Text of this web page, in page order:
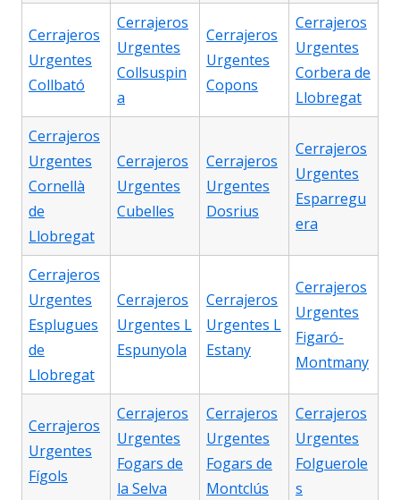
Cerrajeros
Urgentes
Collbató
Cerrajeros
Urgentes
Collsuspin
a
Cerrajeros
Urgentes
Copons
Cerrajeros
Urgentes
Corbera de
Llobregat
Cerrajeros
Urgentes
Cornellà
de
Llobregat
Cerrajeros
Urgentes
Cubelles
Cerrajeros
Urgentes
Dosrius
Cerrajeros
Urgentes
Esparregu
era
Cerrajeros
Urgentes
Esplugues
de
Llobregat
Cerrajeros
Urgentes L
Espunyola
Cerrajeros
Urgentes L
Estany
Cerrajeros
Urgentes
Figaró-
Montmany
Cerrajeros
Urgentes
Fígols
Cerrajeros
Urgentes
Fogars de
la Selva
Cerrajeros
Urgentes
Fogars de
Montclús
Cerrajeros
Urgentes
Folguerole
s